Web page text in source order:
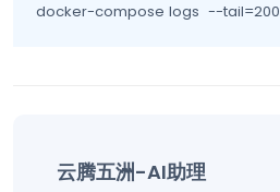
docker-compose logs  --tail=200
云腾五洲-AI助理